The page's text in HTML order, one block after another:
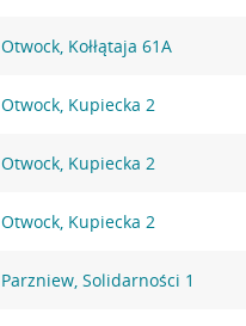
Otwock, Kołłątaja 61A
Otwock, Kupiecka 2
Otwock, Kupiecka 2
Otwock, Kupiecka 2
Parzniew, Solidarności 1